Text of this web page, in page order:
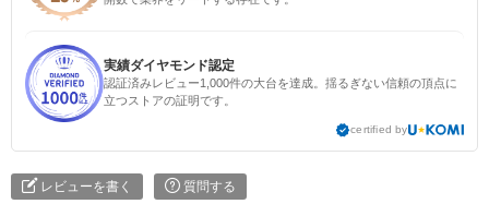
実績ダイヤモンド認定
認証済みレビュー1,000件の大台を達成。揺るぎない信頼の頂点に
立つストアの証明です。
certified by
レビューを書く 質問する